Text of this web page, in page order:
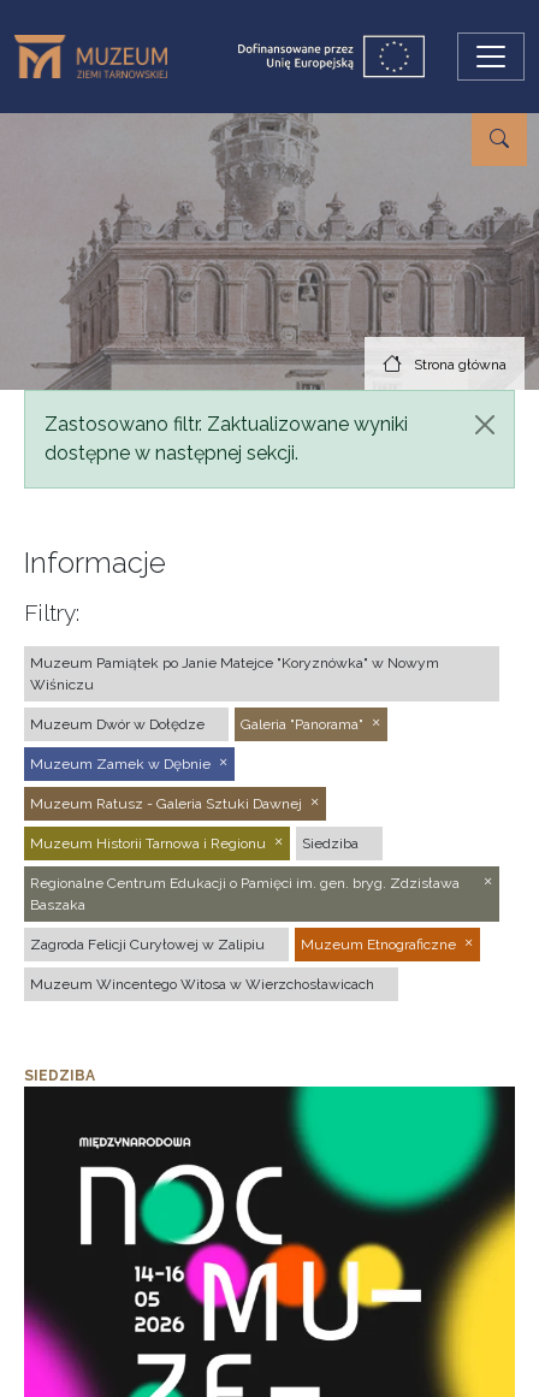
Strona główna
Komunikat
Zastosowano filtr. Zaktualizowane wyniki
dostępne w następnej sekcji.
Informacje
Filtry:
Muzeum Pamiątek po Janie Matejce "Koryznówka" w Nowym
Wiśniczu
Muzeum Dwór w Dołędze Galeria "Panorama"
Muzeum Zamek w Dębnie
Muzeum Ratusz - Galeria Sztuki Dawnej
Muzeum Historii Tarnowa i Regionu Siedziba
Regionalne Centrum Edukacji o Pamięci im. gen. bryg. Zdzisława
Baszaka
Zagroda Felicji Curyłowej w Zalipiu Muzeum Etnograficzne
Muzeum Wincentego Witosa w Wierzchosławicach
SIEDZIBA